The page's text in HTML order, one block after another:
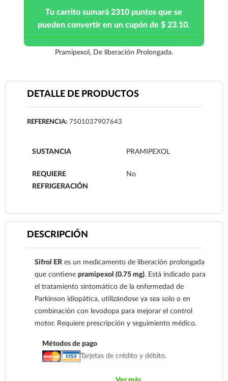
Pramipexol, De liberación Prolongada.
Tu carrito sumará 2310 puntos que se
pueden convertir en un cupón de $ 23.10.
DETALLE DE PRODUCTOS
REFERENCIA: 7501037907643
SUSTANCIA PRAMIPEXOL
REQUIERE
REFRIGERACIÓN
No
DESCRIPCIÓN
Sifrol ER es un medicamento de liberación prolongada
que contienepramipexol (0.75 mg). Está indicado para
el tratamiento sintomático de la enfermedad de
Parkinson idiopática, utilizándose ya sea solo o en
combinación con levodopa para mejorar el control
motor. Requiere prescripción y seguimiento médico.
Métodos de pago
Tarjetas de crédito y débito.
Su transacción está protegida con la TPV virtual